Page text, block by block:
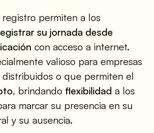
registro permiten a los
su jornada desde
con acceso a internet.
valioso para empresas
o que permiten el
, brindando flexibilidad a los
marcar su presencia en su
y su ausencia.